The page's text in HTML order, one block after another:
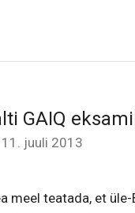
GAIQ
11. juuli 2013
meel teatada, et